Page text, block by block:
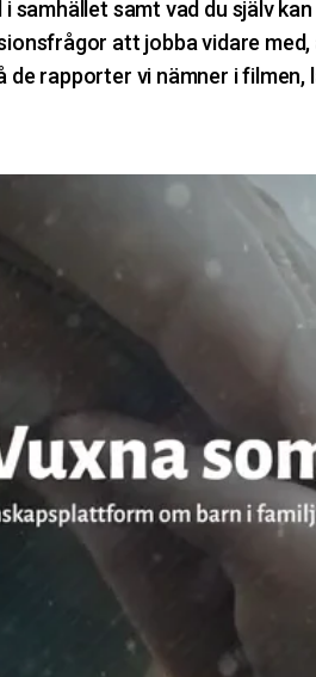
samhället samt vad du själv
att jobba vidare med,
de rapporter vi nämner i